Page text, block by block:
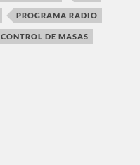
PROGRAMA RADIO
DE MASAS